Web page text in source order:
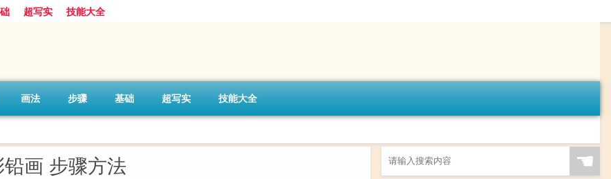
超写实 技能大全
画法 步骤 基础 超写实 技能大全
画 步骤方法 ☚